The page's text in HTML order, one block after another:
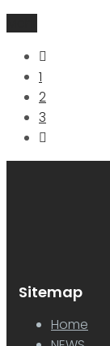
1
2
3
Sitemap
Home